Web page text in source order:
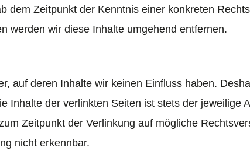
dem Zeitpunkt der Kenntnis einer konkreten
werden wir diese Inhalte umgehend entfernen.
auf deren Inhalte wir keinen Einfluss haben.
Inhalte der verlinkten Seiten ist stets der jeweilige
Zeitpunkt der Verlinkung auf mögliche
nicht erkennbar.